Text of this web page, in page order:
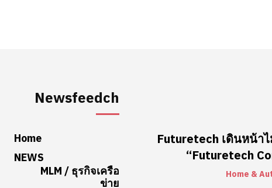
Newsfeedch
Home
NEWS
MLM / ธุรกิจเครือ
ข่าย
Futuretech เดินหน้า
“Futuretech
Home &